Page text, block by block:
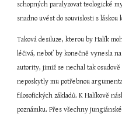
schopných paralyzovat teologické
snadno uvést do souvislosti s láskou
Taková desiluze, kterou by Halík
léčivá, neboť by konečně vynesla
autority, jimiž se nechal tak
neposkytly mu potřebnou
filosofických základů. K Halíkově
poznámku. Přes všechny